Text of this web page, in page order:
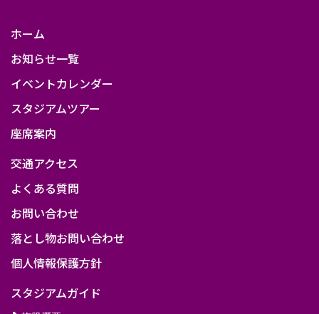
ホーム
お知らせ一覧
イベントカレンダー
スタジアムツアー
座席案内
交通アクセス
よくある質問
お問い合わせ
落とし物お問い合わせ
個人情報保護方針
スタジアムガイド